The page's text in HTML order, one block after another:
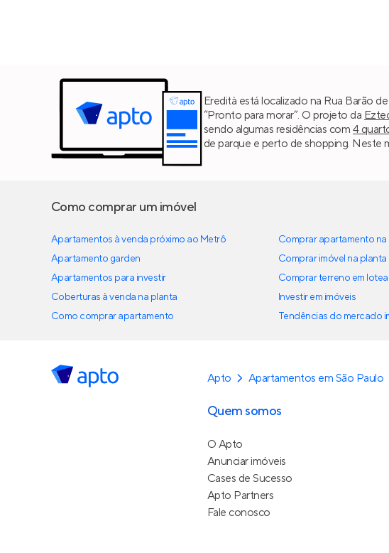
Eredità está localizado na Rua Barão
“Pronto para morar”. O projeto da
sendo algumas residências com 4
de parque e perto de shopping. Neste
Como comprar um imóvel
Apartamentos à venda próximo ao Metrô
Apartamento garden
Apartamentos para investir
Coberturas à venda na planta
Como comprar apartamento
Comprar apartamento na
Comprar imóvel na planta
Comprar terreno em
Investir em imóveis
Tendências do mercado
Apto Apartamentos em São Paulo
Quem somos
O Apto
Anunciar imóveis
Cases de Sucesso
Apto Partners
Fale conosco